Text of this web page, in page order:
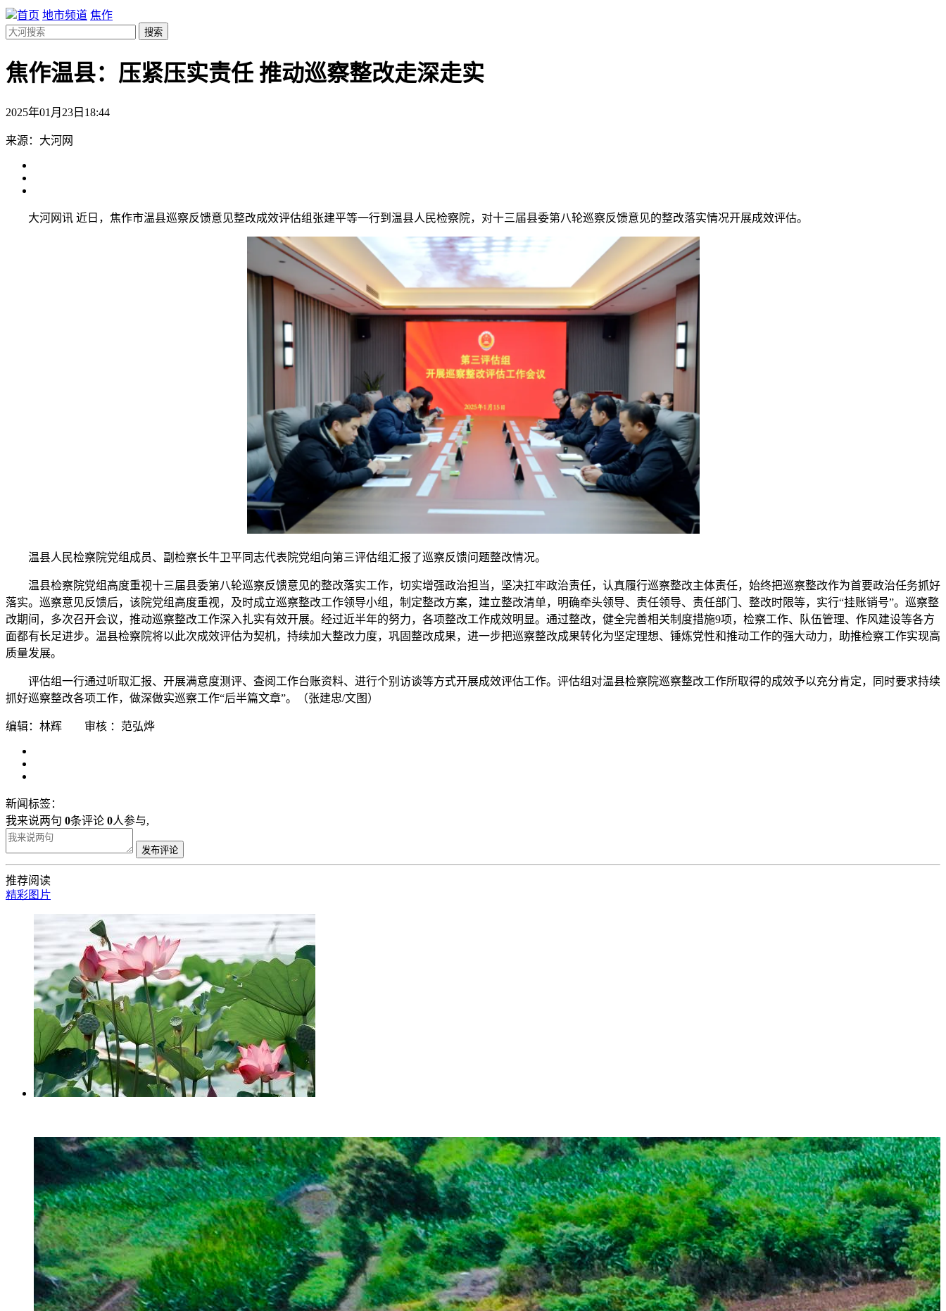
首页 地市频道 焦作
搜索
焦作温县：压紧压实责任 推动巡察整改走深走实
2025年01月23日18:44
来源：大河网
大河网讯 近日，焦作市温县巡察反馈意见整改成效评估组张建平等一行到温县人民检察院，对十三届县委第八轮巡察反馈意见的整改落实情况开展成效评估。
温县人民检察院党组成员、副检察长牛卫平同志代表院党组向第三评估组汇报了巡察反馈问题整改情况。
温县检察院党组高度重视十三届县委第八轮巡察反馈意见的整改落实工作，切实增强政治担当，坚决扛牢政治责任，认真履行巡察整改主体责任，始终把巡察整改作为首要政治任务抓好
落实。巡察意见反馈后，该院党组高度重视，及时成立巡察整改工作领导小组，制定整改方案，建立整改清单，明确牵头领导、责任领导、责任部门、整改时限等，实行“挂账销号”。巡察整
改期间，多次召开会议，推动巡察整改工作深入扎实有效开展。经过近半年的努力，各项整改工作成效明显。通过整改，健全完善相关制度措施9项，检察工作、队伍管理、作风建设等各方
面都有长足进步。温县检察院将以此次成效评估为契机，持续加大整改力度，巩固整改成果，进一步把巡察整改成果转化为坚定理想、锤炼党性和推动工作的强大动力，助推检察工作实现高
质量发展。
评估组一行通过听取汇报、开展满意度测评、查阅工作台账资料、进行个别访谈等方式开展成效评估工作。评估组对温县检察院巡察整改工作所取得的成效予以充分肯定，同时要求持续
抓好巡察整改各项工作，做深做实巡察工作“后半篇文章”。（张建忠/文图）
编辑：林辉 审核 ：范弘烨
新闻标签：
我来说两句 0条评论 0人参与,
发布评论
推荐阅读